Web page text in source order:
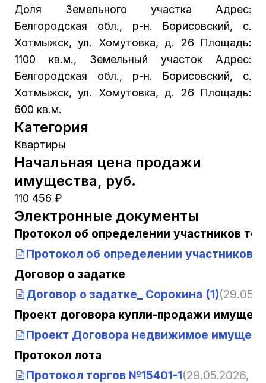
Доля Земельного участка Адрес:
Белгородская обл., р-н. Борисовский, с.
Хотмыжск, ул. Хомутовка, д. 26 Площадь:
1100 кв.м., Земельный участок Адрес:
Белгородская обл., р-н. Борисовский, с.
Хотмыжск, ул. Хомутовка, д. 26 Площадь:
600 кв.м.
Категория
Квартиры
Начальная цена продажи
имущества, руб.
110 456 ₽
Электронные документы
Протокол об определении участников
Протокол об определении участников
Договор о задатке
Договор о задатке_ Сорокина (1)
Проект договора купли-продажи
Проект Договора недвижимое
Протокол лота
Протокол торгов №15401-1(29.05.2026,